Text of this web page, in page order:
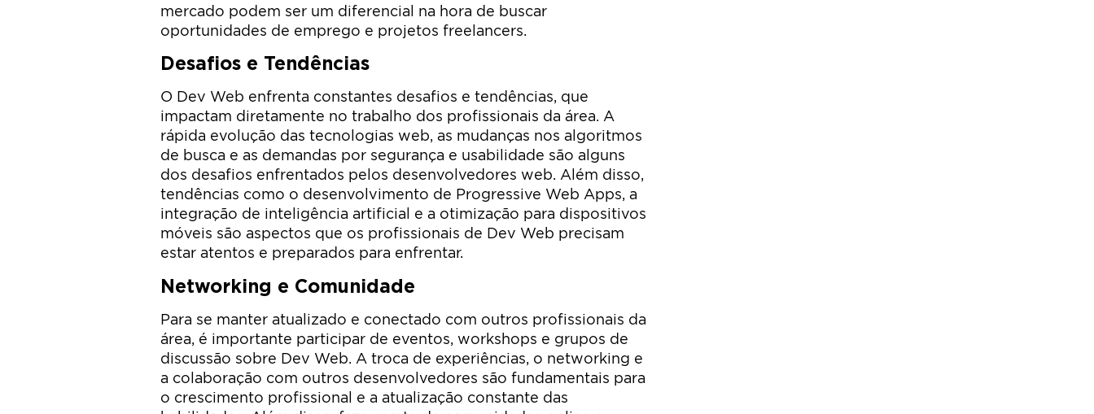
mercado podem ser um diferencial na hora de buscar
oportunidades de emprego e projetos freelancers.
Desafios e Tendências
O Dev Web enfrenta constantes desafios e tendências, que
impactam diretamente no trabalho dos profissionais da área. A
rápida evolução das tecnologias web, as mudanças nos algoritmos
de busca e as demandas por segurança e usabilidade são alguns
dos desafios enfrentados pelos desenvolvedores web. Além disso,
tendências como o desenvolvimento de Progressive Web Apps, a
integração de inteligência artificial e a otimização para dispositivos
móveis são aspectos que os profissionais de Dev Web precisam
estar atentos e preparados para enfrentar.
Networking e Comunidade
Para se manter atualizado e conectado com outros profissionais da
área, é importante participar de eventos, workshops e grupos de
discussão sobre Dev Web. A troca de experiências, o networking e
a colaboração com outros desenvolvedores são fundamentais para
o crescimento profissional e a atualização constante das